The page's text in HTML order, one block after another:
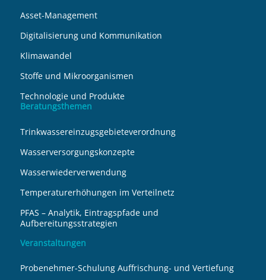
Asset-Management
Digitalisierung und Kommunikation
Klimawandel
Stoffe und Mikroorganismen
Technologie und Produkte
Beratungsthemen
Trinkwassereinzugsgebieteverordnung
Wasserversorgungskonzepte
Wasserwiederverwendung
Temperaturerhöhungen im Verteilnetz
PFAS – Analytik, Eintragspfade und
Aufbereitungsstrategien
Veranstaltungen
Probenehmer-Schulung Auffrischung- und Vertiefung